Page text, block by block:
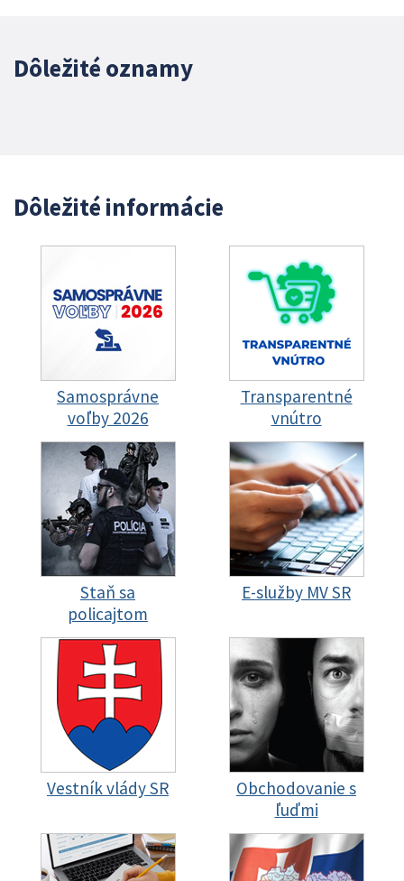
Dôležité oznamy
Dôležité informácie
Samosprávne
voľby 2026
Transparentné
vnútro
Staň sa
policajtom
E-služby MV SR
Vestník vlády SR
Obchodovanie s
ľuďmi